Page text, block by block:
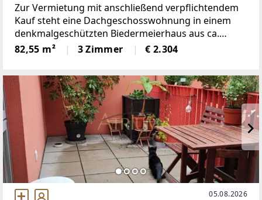
Zur Vermietung mit anschließend verpflichtendem
Kauf steht eine Dachgeschosswohnung in einem
denkmalgeschützten Biedermeierhaus aus ca.
1825.Die Wohnung verfügt über ca. 82,5 m²
Wohnfläche sowie eine Terrasse zum ruhigen
82,55 m² 3 Zimmer € 2.304
05.08.2026